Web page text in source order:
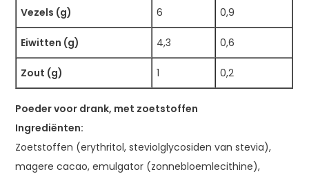
Vezels (g) 6 0,9
Eiwitten (g) 4,3 0,6
Zout (g) 1 0,2
Poeder voor drank, met zoetstoffen
Ingrediënten:
Zoetstoffen (erythritol, steviolglycosiden van stevia),
magere cacao, emulgator (zonnebloemlecithine),